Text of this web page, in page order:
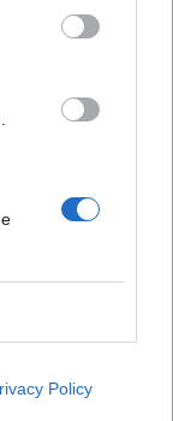
Policy
znamenať
v jednej
určenú na
ukazovateľ.
strávený s
nespôsobilo to,